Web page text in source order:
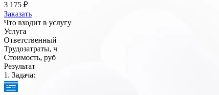
3 175 ₽
Заказать
Что входит в услугу
Услуга
Ответственный
Трудозатраты, ч
Стоимость, руб
Результат
1. Задача: